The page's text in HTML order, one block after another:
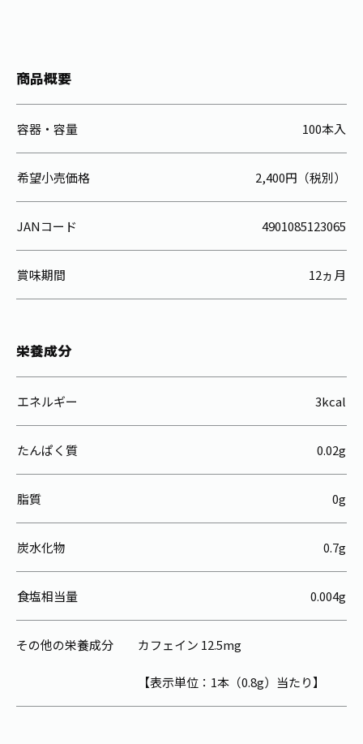
商品概要
容器・容量 100本入
希望小売価格 2,400円（税別）
JANコード 4901085123065
賞味期間 12ヵ月
栄養成分
エネルギー 3kcal
たんぱく質 0.02g
脂質 0g
炭水化物 0.7g
食塩相当量 0.004g
その他の栄養成分 カフェイン 12.5mg
【表示単位：1本（0.8g）当たり】